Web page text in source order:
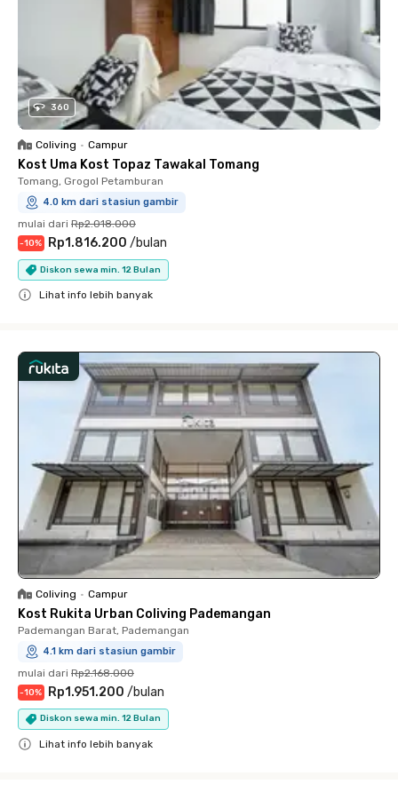
360
Coliving • Campur
Kost Uma Kost Topaz Tawakal Tomang
Tomang, Grogol Petamburan
4.0 km dari stasiun gambir
mulai dari Rp2.018.000
-10% Rp1.816.200 /bulan
Diskon sewa min. 12 Bulan
Lihat info lebih banyak
Coliving • Campur
Kost Rukita Urban Coliving Pademangan
Pademangan Barat, Pademangan
4.1 km dari stasiun gambir
mulai dari Rp2.168.000
-10% Rp1.951.200 /bulan
Diskon sewa min. 12 Bulan
Lihat info lebih banyak